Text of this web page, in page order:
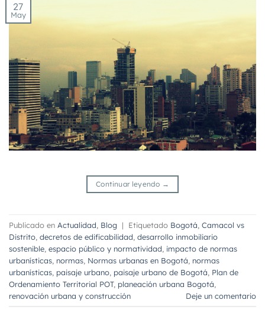
27
May
Continuar leyendo →
Publicado en Actualidad Blog | Etiquetado Bogotá Camacol vs
Distrito decretos de edificabilidad desarrollo inmobiliario
sostenible espacio público y normatividad impacto de normas
urbanísticas normas Normas urbanas en Bogotá normas
urbanísticas paisaje urbano paisaje urbano de Bogotá Plan de
Ordenamiento Territorial POT, planeación urbana Bogotá
renovación urbana y construcción
Deje un comentario